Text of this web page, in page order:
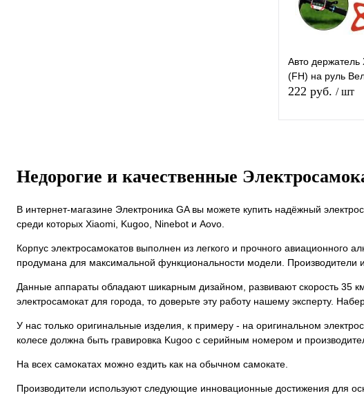
Авто держатель
(FH) на руль
222 руб. / шт
Купить в 1
В избранное
Недорогие и качественные
В интернет-магазине Электроника GA вы можете купить надёжный
среди которых Xiaomi, Kugoo, Ninebot и Aovo.
Корпус электросамокатов выполнен из легкого и прочного
продумана для максимальной функциональности модели.
Данные аппараты обладают шикарным дизайном, развивают скорость 35
электросамокат для города, то доверьте эту работу нашему эксперту.
У нас только оригинальные изделия, к примеру - на оригинальном
колесе должна быть гравировка Kugoo с серийным номером и
На всех самокатах можно ездить как на обычном самокате.
Производители используют следующие инновационные достижения для